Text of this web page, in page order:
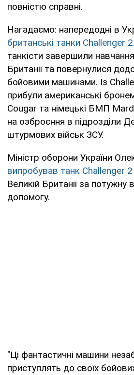
повністю справні.
Нагадаємо: напередодні в
британські танки Challenger 2.
танкісти завершили
Британії та повернулися
бойовими машинами. Із
прибули американські
Cougar та німецькі БМП
на озброєння в підрозділи
штурмових військ ЗСУ.
Міністр оборони України
випробував танк Challenger 2
Великій Британії за потужну
допомогу.
"Ці фантастичні машини
приступлять до своїх